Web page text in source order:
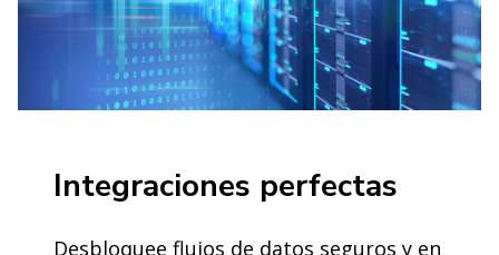
Integraciones perfectas
Desbloquee flujos de datos seguros y en